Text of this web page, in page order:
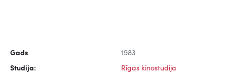
Gads 1983
Studija: Rīgas kinostudija